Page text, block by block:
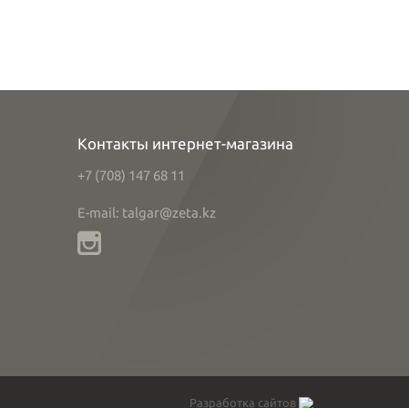
Контакты интернет-магазина
+7 (708) 147 68 11
E-mail: talgar@zeta.kz
Разработка сайтов